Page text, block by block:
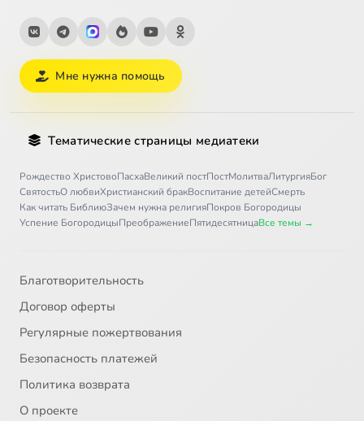
Мне нужна помощь
Тематические страницы медиатеки
Рождество ХристовоПасхаВеликий постПостМолитваЛитургияБог
СвятостьО любвиХристианский бракВоспитание детейСмерть
Как читать БиблиюЗачем нужна религияПокров Богородицы
Успение БогородицыПреображениеПятидесятницаВсе темы →
Благотворительность
Договор оферты
Регулярные пожертвования
Безопасность платежей
Политика возврата
О проекте